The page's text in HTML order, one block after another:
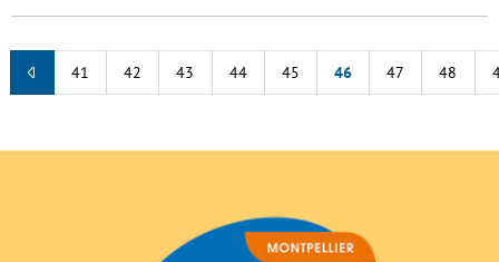
41 42 43 44 45 46 47 48